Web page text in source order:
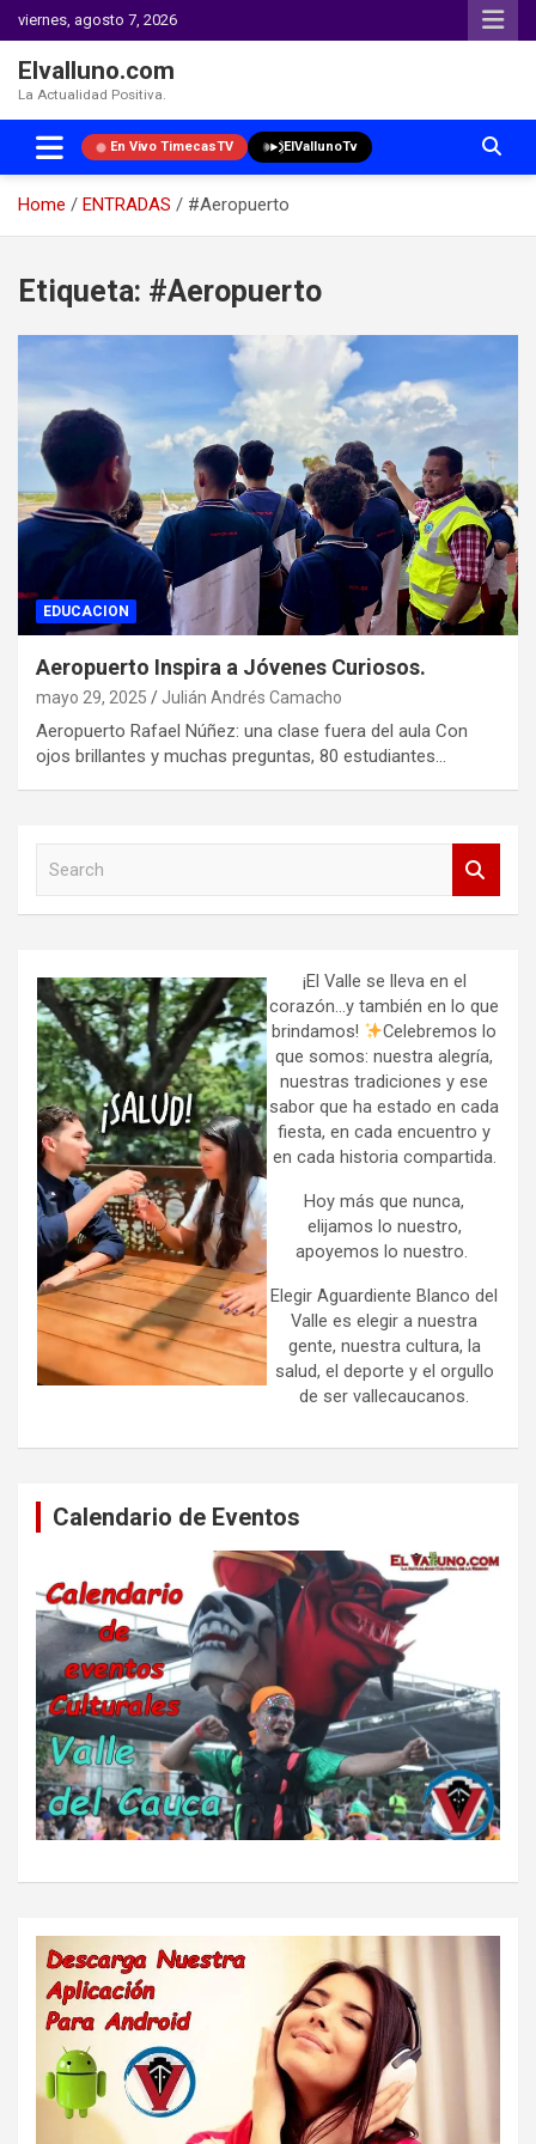
viernes, agosto 7, 2026
Elvalluno.com
La Actualidad Positiva.
En Vivo TimecasTV ElVallunoTv
Home ENTRADAS
#Aeropuerto
content
Etiqueta: #Aeropuerto
EDUCACION
Aeropuerto Inspira a Jóvenes Curiosos.
mayo 29, 2025 Julián Andrés Camacho
Aeropuerto Rafael Núñez: una clase fuera del aula Con
ojos brillantes y muchas preguntas, 80 estudiantes…
h
¡El Valle se lleva en el
corazón…y también en lo que
brindamos!
Celebremos lo
que somos: nuestra alegría,
nuestras tradiciones y ese
sabor que ha estado en cada
fiesta, en cada encuentro y
en cada historia compartida.
Hoy más que nunca,
elijamos lo nuestro,
apoyemos lo nuestro.
Elegir Aguardiente Blanco del
Valle es elegir a nuestra
gente, nuestra cultura, la
salud, el deporte y el orgullo
de ser vallecaucanos.
Calendario de Eventos